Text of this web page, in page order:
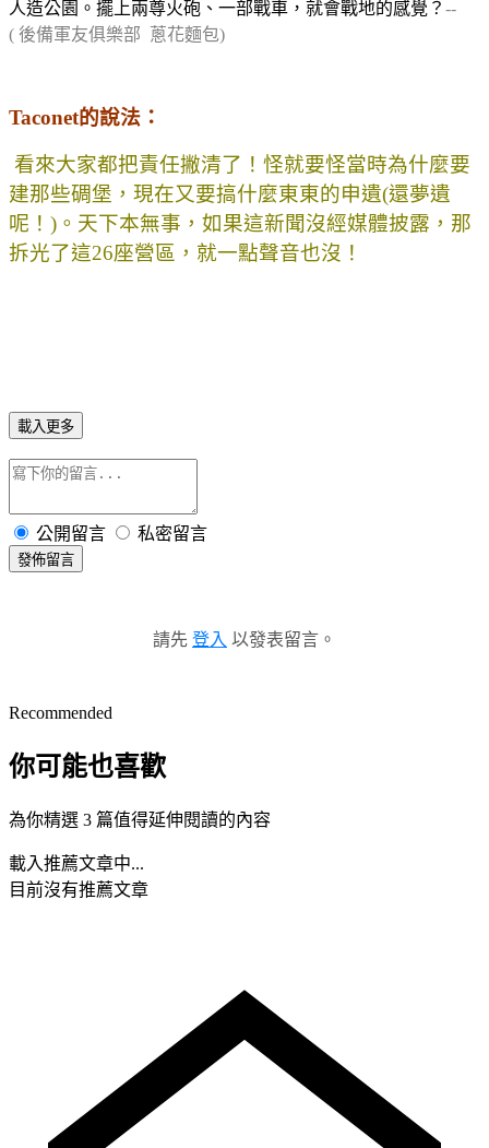
人造公園。擺上兩尊火砲、一部戰車，就會戰地的感覺？ --
( 後備軍友俱樂部 蔥花麵包)
Taconet的說法：
看來大家都把責任撇清了！怪就要怪當時為什麼要
建那些碉堡，現在又要搞什麼東東的申遺(還夢遺
呢！)。天下本無事，如果這新聞沒經媒體披露，那
拆光了這26座營區，就一點聲音也沒！
載入更多
公開留言 私密留言
發佈留言
請先 登入 以發表留言。
Recommended
你可能也喜歡
為你精選 3 篇值得延伸閱讀的內容
載入推薦文章中...
目前沒有推薦文章